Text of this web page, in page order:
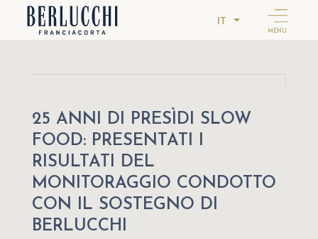
IT
MENU
25 ANNI DI PRESÌDI SLOW
FOOD: PRESENTATI I
RISULTATI DEL
MONITORAGGIO CONDOTTO
CON IL SOSTEGNO DI
BERLUCCHI